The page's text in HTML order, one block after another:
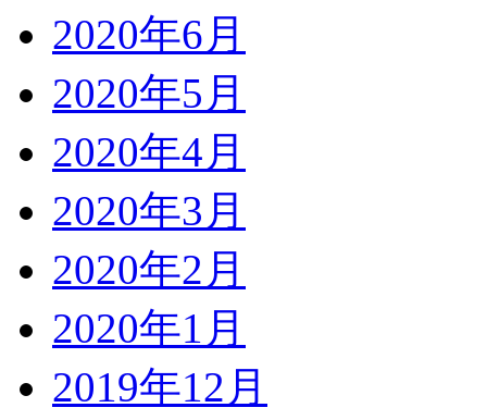
2020年6月
2020年5月
2020年4月
2020年3月
2020年2月
2020年1月
2019年12月